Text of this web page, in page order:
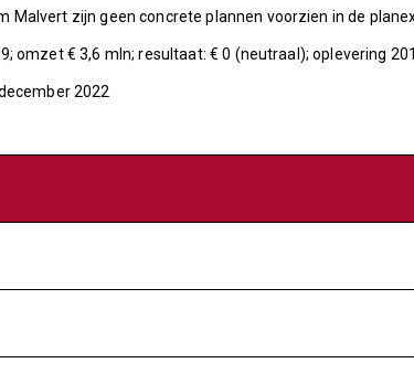
Malvert zijn geen concrete plannen voorzien in de
omzet € 3,6 mln; resultaat: € 0 (neutraal); oplevering
2022